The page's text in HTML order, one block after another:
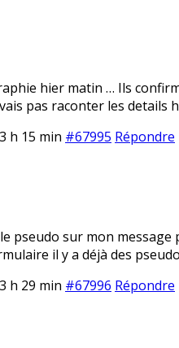
hier matin … Ils
pas raconter les details
h 15 min #67995 Répondre
pseudo sur mon
il y a déjà des
h 29 min #67996 Répondre